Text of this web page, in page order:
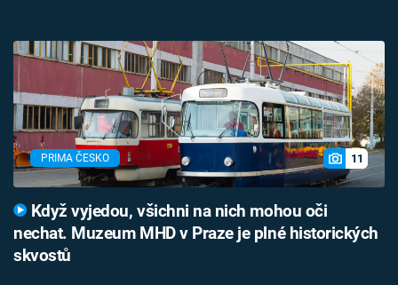
PRIMA ČESKO 11
Když vyjedou, všichni na nich mohou oči
nechat. Muzeum MHD v Praze je plné historických
skvostů